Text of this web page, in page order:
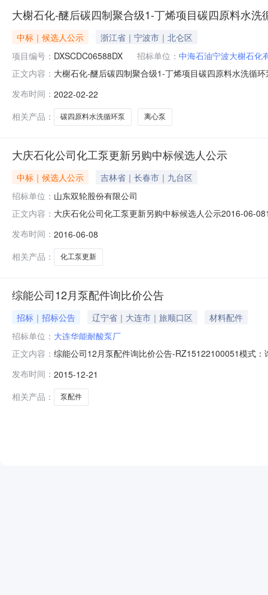
大榭石化-醚后碳四制聚合级1-丁烯项目碳四原料水
中标｜候选人公示
浙江省｜宁波市｜北仑区
项目编号： DXSCDC06588DX 招标单位： 中海石油宁波大榭石化
正文内容： 大榭石化-醚后碳四制聚合级1-丁烯项目碳四原料水洗循
（包）编号标段（包）名称采办方式
选人名
发布时间： 2022-02-22
相关产品：
碳四原料水洗循环泵 离心泵
大庆石化公司化工泵更新另购中标候选人公示
中标｜候选人公示
吉林省｜长春市｜九台区
招标单位： 山东双轮股份有限公司
正文内容： 大庆石化公司化工泵更新另购中标候选人公示2016-06-
发布时间： 2016-06-08
相关产品：
化工泵更新
综能公司12月泵配件询比价公告
招标｜招标公告 辽宁省｜大连市｜旅顺口区
材料配件
招标单位： 大连华能耐酸泵厂
正文内容： 综能公司12月泵配件询比价公告-RZ15122100051模式
款：1、交货地址：河南省义马市马庄煤化工产业集聚区
发布时间： 2015-12-21
相关产品：
泵配件